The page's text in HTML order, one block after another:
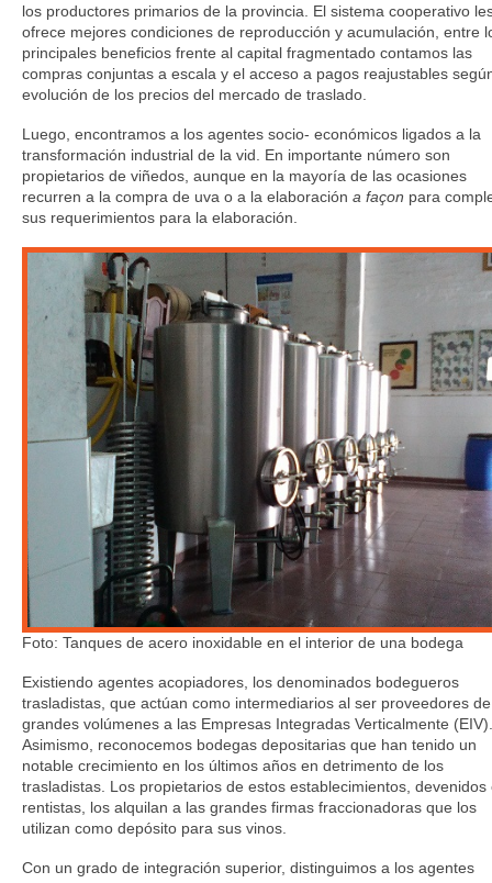
los productores primarios de la provincia. El sistema cooperativo
ofrece mejores condiciones de reproducción y acumulación, entre
principales beneficios frente al capital fragmentado contamos las
compras conjuntas a escala y el acceso a pagos reajustables
evolución de los precios del mercado de traslado.
Luego, encontramos a los agentes socio- económicos ligados a la
transformación industrial de la vid. En importante número son
propietarios de viñedos, aunque en la mayoría de las ocasiones
recurren a la compra de uva o a la elaboración a façon para
sus requerimientos para la elaboración.
Foto: Tanques de acero inoxidable en el interior de una bodega
Existiendo agentes acopiadores, los denominados bodegueros
trasladistas, que actúan como intermediarios al ser proveedores de
grandes volúmenes a las Empresas Integradas Verticalmente (EIV).
Asimismo, reconocemos bodegas depositarias que han tenido un
notable crecimiento en los últimos años en detrimento de los
trasladistas. Los propietarios de estos establecimientos, devenidos
rentistas, los alquilan a las grandes firmas fraccionadoras que los
utilizan como depósito para sus vinos.
Con un grado de integración superior, distinguimos a los agentes